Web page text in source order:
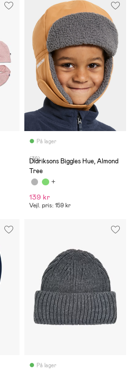
På lager
(36)
Didriksons Biggles Hue, Almond
Tree
139 kr
Vejl. pris: 159 kr
På lager